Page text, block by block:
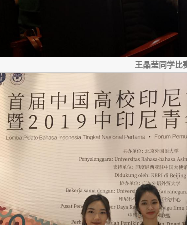
王晶莹同学比